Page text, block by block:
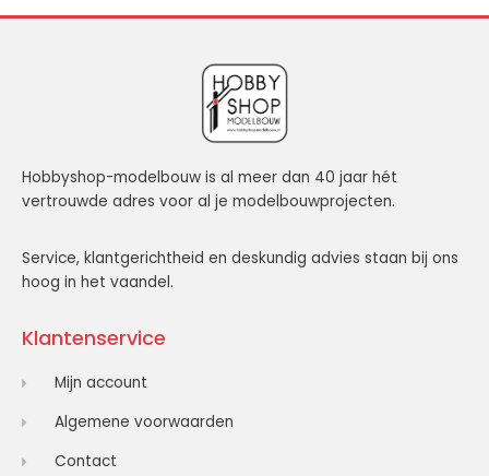
Hobbyshop-modelbouw is al meer dan 40 jaar hét
vertrouwde adres voor al je modelbouwprojecten.
Service, klantgerichtheid en deskundig advies staan bij ons
hoog in het vaandel.
Klantenservice
Mijn account
Algemene voorwaarden
Contact